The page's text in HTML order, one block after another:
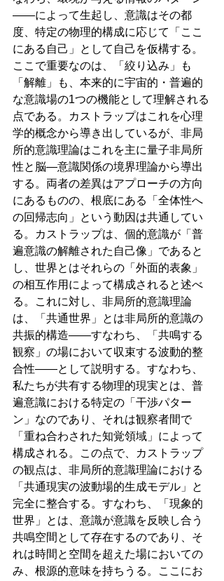
――によって生起し、意識はその都
度、特定の物理的構成に応じて「ここ
にある自己」として自己を仮構する。
ここで重要なのは、「絞り込み」も
「解離」も、本来的に宇宙的・普遍的
な意識場の1つの機能として理解される
点である。カストラップはこれを心理
学的概念から導き出しているが、非局
所的意識理論はこれを主に量子非局所
性と脳―意識関係の境界理論から導出
する。両者の差異はアプローチの方向
にあるものの、根底にある「全体性へ
の回帰志向」という動因は共通してい
る。カストラップは、個的意識が「普
遍意識の解離された自己像」であると
し、世界とはそれらの「外面的表象」
の相互作用によって構成されると述べ
る。これに対し、非局所的意識理論
は、「共通世界」とは非局所的意識の
共振的構造――すなわち、「共鳴する
観察」の場において収束する波動的整
合性――として説明する。すなわち、
私たちが共有する物理的現実とは、普
遍意識における特定の「干渉パター
ン」なのであり、それは観察者間で
「重ね合わされた知覚領域」によって
構成される。この点で、カストラップ
の観点は、非局所的意識理論における
「共通現実の波動場的生成モデル」と
完全に整合する。すなわち、「現象的
世界」とは、意識が意識を反映し合う
共鳴空間として存在するのであり、そ
れは時間と空間を超えた場においての
み、根源的意味を持ちうる。ここにお